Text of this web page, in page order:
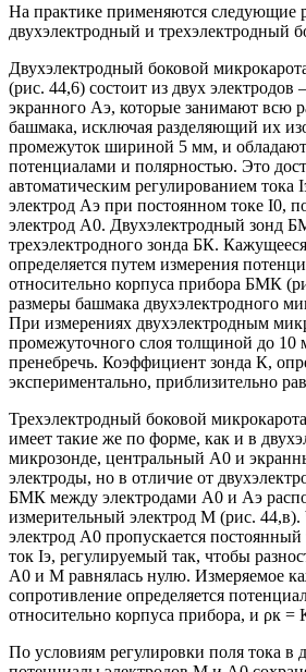
На практике применяются следующие
двухэлектродный и трехэлектродный
Двухэлектродный боковой
(рис. 44,6) состоит из двух
экранного Аэ, которые занимают всю
башмака, исключая разделяющий их
промежуток шириной 5 мм, и
потенциалами и полярностью. Это
автоматическим регулированием тока
электрод Аэ при постоянном токе I0,
электрод А0. Двухэлектродный зонд
трехэлектродного зонда БК.
определяется путем измерения
относительно корпуса прибора БМК
размеры башмака двухэлектродного
При измерениях двухэлектродным
промежуточного слоя толщиной до
пренебречь. Коэффициент зонда К,
экспериментально, приблизительно
Трехэлектродный боковой
имеет такие же по форме, как и в
микрозонде, центральный А0 и
электроды, но в отличие от
БМК между электродами А0 и Аэ
измерительный электрод М (рис. 44,в).
электрод А0 пропускается
ток Iэ, регулируемый так, чтобы
А0 и М равнялась нулю. Измеряемое
сопротивление определяется
относительно корпуса прибора, и ρк =
По условиям регулировки поля тока в